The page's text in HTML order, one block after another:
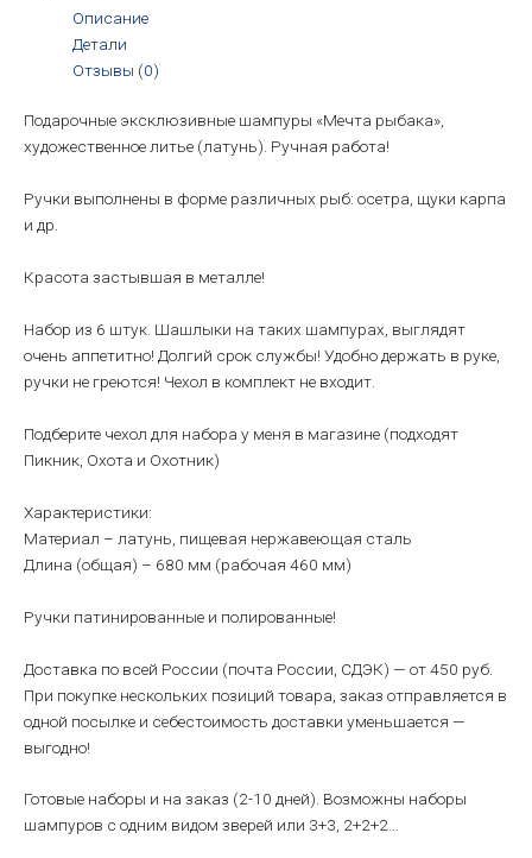
Описание
Детали
Отзывы (0)
Подарочные эксклюзивные шампуры «Мечта рыбака»,
художественное литье (латунь). Ручная работа!
Ручки выполнены в форме различных рыб: осетра, щуки карпа
и др.
Красота застывшая в металле!
Набор из 6 штук. Шашлыки на таких шампурах, выглядят
очень аппетитно! Долгий срок службы! Удобно держать в руке,
ручки не греются! Чехол в комплект не входит.
Подберите чехол для набора у меня в магазине (подходят
Пикник, Охота и Охотник)
Характеристики:
Материал – латунь, пищевая нержавеющая сталь
Длина (общая) – 680 мм (рабочая 460 мм)
Ручки патинированные и полированные!
Доставка по всей России (почта России, СДЭК) — от 450 руб.
При покупке нескольких позиций товара, заказ отправляется в
одной посылке и себестоимость доставки уменьшается —
выгодно!
Готовые наборы и на заказ (2-10 дней). Возможны наборы
шампуров с одним видом зверей или 3+3, 2+2+2…